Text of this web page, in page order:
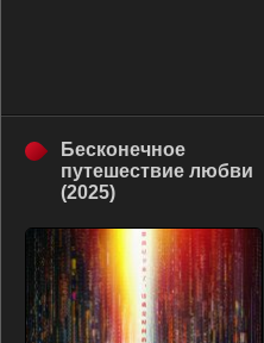
Бесконечное
путешествие любви
(2025)